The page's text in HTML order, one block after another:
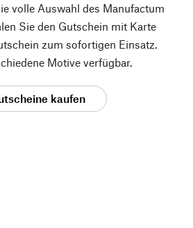
volle Auswahl des Manufactum
Sie den Gutschein mit Karte
zum sofortigen Einsatz.
Motive verfügbar.
kaufen